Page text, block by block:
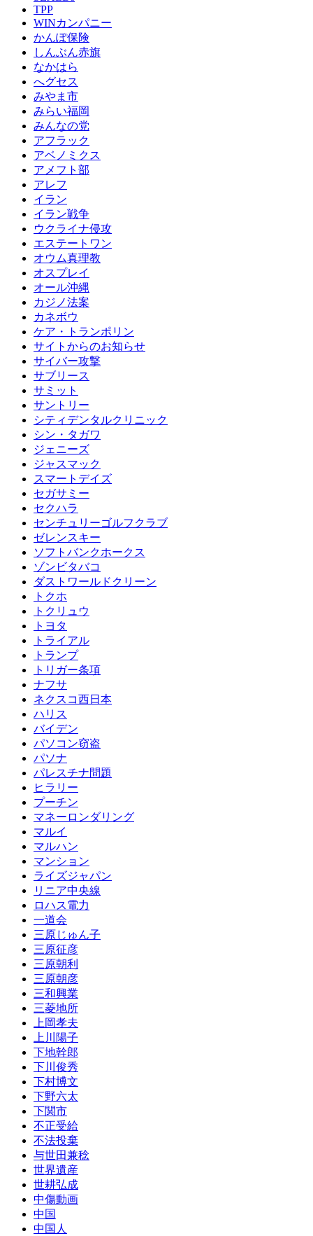
TPP
WINカンパニー
かんぽ保険
しんぶん赤旗
なかはら
へグセス
みやま市
みらい福岡
みんなの党
アフラック
アベノミクス
アメフト部
アレフ
イラン
イラン戦争
ウクライナ侵攻
エステートワン
オウム真理教
オスプレイ
オール沖縄
カジノ法案
カネボウ
ケア・トランポリン
サイトからのお知らせ
サイバー攻撃
サブリース
サミット
サントリー
シティデンタルクリニック
シン・タガワ
ジェニーズ
ジャスマック
スマートデイズ
セガサミー
セクハラ
センチュリーゴルフクラブ
ゼレンスキー
ソフトバンクホークス
ゾンビタバコ
ダストワールドクリーン
トクホ
トクリュウ
トヨタ
トライアル
トランプ
トリガー条項
ナフサ
ネクスコ西日本
ハリス
バイデン
パソコン窃盗
パソナ
パレスチナ問題
ヒラリー
プーチン
マネーロンダリング
マルイ
マルハン
マンション
ライズジャパン
リニア中央線
ロハス電力
一道会
三原じゅん子
三原征彦
三原朝利
三原朝彦
三和興業
三菱地所
上岡孝夫
上川陽子
下地幹郎
下川俊秀
下村博文
下野六太
下関市
不正受給
不法投棄
与世田兼稔
世界遺産
世耕弘成
中傷動画
中国
中国人